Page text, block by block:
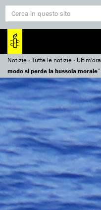
Notizie»Tutte le notizie» Ultim'ora
modo si perde la bussola morale”